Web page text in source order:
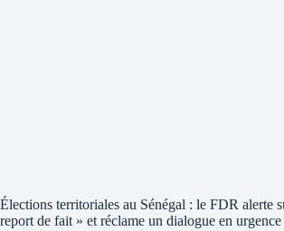
Élections territoriales au Sénégal : le FDR alerte
report de fait » et réclame un dialogue en urgence